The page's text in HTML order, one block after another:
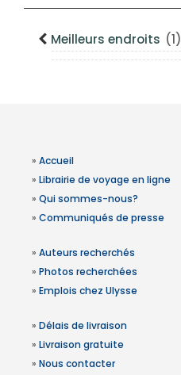
Meilleurs endroits (1)
» Accueil
» Librairie de voyage en ligne
» Qui sommes-nous?
» Communiqués de presse
» Auteurs recherchés
» Photos recherchées
» Emplois chez Ulysse
» Délais de livraison
» Livraison gratuite
» Nous contacter